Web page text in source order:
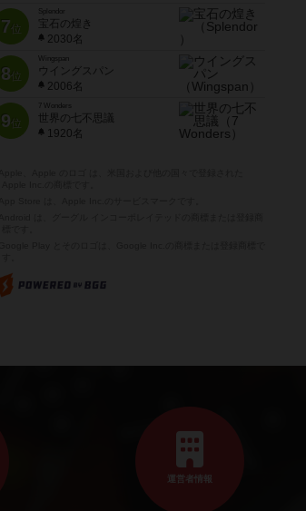
7位
宝石の煌き
2030名
8位
Wingspan
ウイングスパン
2006名
9位
7 Wonders
世界の七不思議
1920名
運営者情報